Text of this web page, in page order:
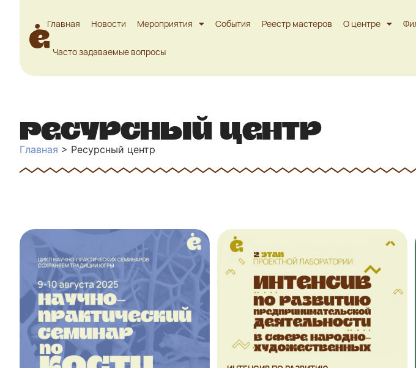
Главная Новости Мероприятия События Реестр мастеров О центре
Часто задаваемые вопросы
Ресурсный центр
Главная > Ресурсный центр